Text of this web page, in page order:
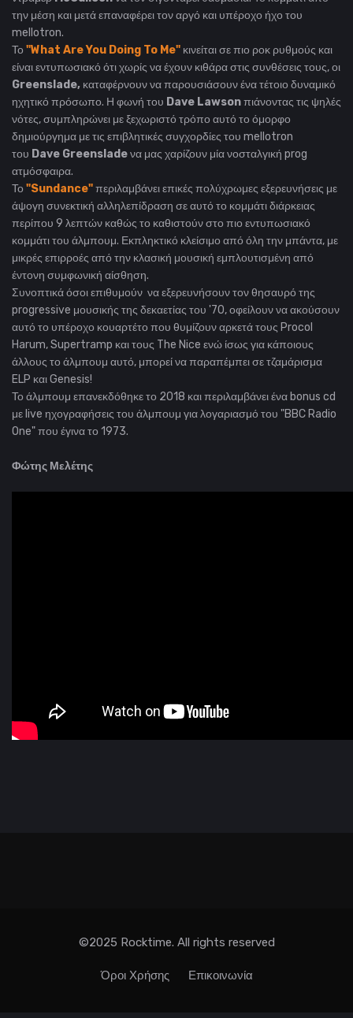
την μέση και μετά επαναφέρει τοναργό και υπέροχο ήχο του
mellotron.
Το "What Are You Doing To Me" κινείται σε πιο ροκ ρυθμούς και
είναι εντυπωσιακό ότι χωρίς να έχουν κιθάρα στις συνθέσεις τους, οι
Greenslade, καταφέρνουν να παρουσιάσουν ένα τέτοιο δυναμικό
ηχητικό πρόσωπο. Η φωνή του Dave Lawsonπιάνοντας τις ψηλές
νότες, συμπληρώνει με ξεχωριστό τρόπο αυτό το όμορφο
δημιούργημα με τις επιβλητικές συγχορδίες του mellotron
του Dave Greensladeνα μας χαρίζουν μία νοσταλγική prog
ατμόσφαιρα.
Το "Sundance"περιλαμβάνει επικές πολύχρωμες εξερευνήσεις με
άψογη συνεκτική αλληλεπίδραση σε αυτό το κομμάτι διάρκειας
περίπου 9 λεπτών καθώς το καθιστούν στο πιο εντυπωσιακό
κομμάτι του άλμπουμ. Εκπληκτικό κλείσιμο από όλη την μπάντα, με
μικρές επιρροές από την κλασική μουσική εμπλουτισμένη από
έντονη συμφωνική αίσθηση.
Συνοπτικά όσοι επιθυμούν να εξερευνήσουν τον θησαυρό της
progressive μουσικής της δεκαετίας του '70, οφείλουν να ακούσουν
αυτό το υπέροχο κουαρτέτο που θυμίζουν αρκετά τους Procol
Harum, Supertramp και τους The Nice ενώ ίσως για κάποιους
άλλους το άλμπουμ αυτό, μπορεί να παραπέμπει σε τζαμάρισμα
ELP και Genesis!
Το άλμπουμ επανεκδόθηκε το 2018 και περιλαμβάνει ένα bonus cd
με live ηχογραφήσεις του άλμπουμ για λογαριασμό του "BBC Radio
One" που έγινα το 1973.
Φώτης Μελέτης
©2025 Rocktime. All rights reserved
Όροι Χρήσης Επικοινωνία